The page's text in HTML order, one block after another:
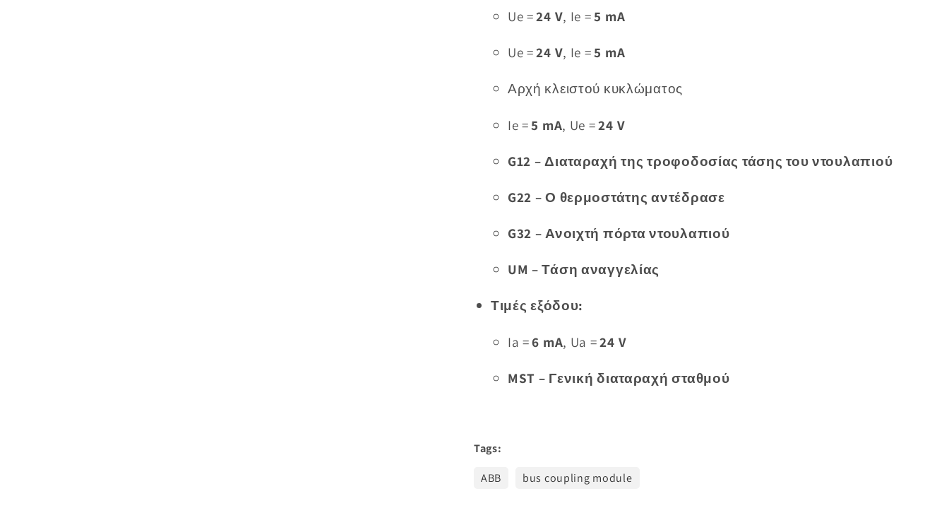
Ue =24 V, Ie =5 mA
Ue =24 V, Ie =5 mA
Αρχή κλειστού κυκλώματος
Ie =5 mA, Ue =24 V
G12 – Διαταραχή της τροφοδοσίας τάσης του ντουλαπιού
G22 – Ο θερμοστάτης αντέδρασε
G32 – Ανοιχτή πόρτα ντουλαπιού
UM – Τάση αναγγελίας
Τιμές εξόδου:
Ia =6 mA, Ua =24 V
MST – Γενική διαταραχή σταθμού
Tags:
ABB
bus coupling module